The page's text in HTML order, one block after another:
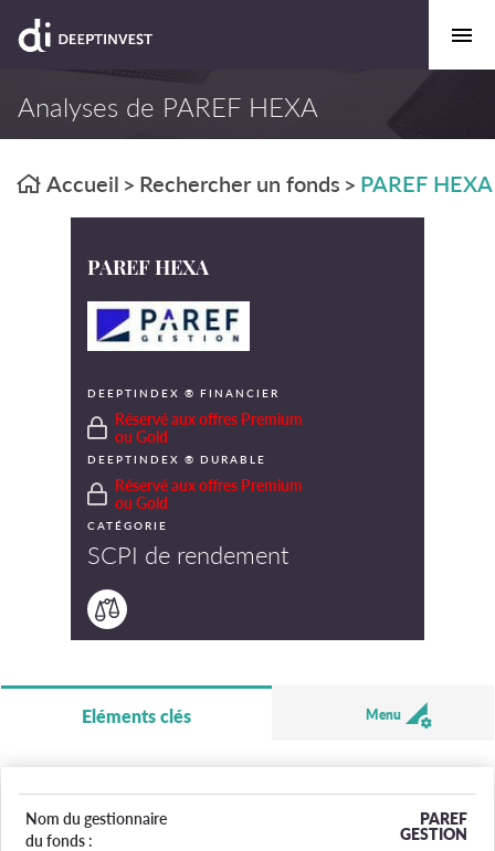
Analyses de PAREF HEXA
Accueil > Rechercher un fonds > PAREF HEXA
PAREF HEXA
DEEPTINDEX ® FINANCIER
Réservé aux offres Premium
ou Gold
DEEPTINDEX ® DURABLE
Réservé aux offres Premium
ou Gold
CATÉGORIE
SCPI de rendement
Eléments clés Menu
Nom du gestionnaire
du fonds :
PAREF
GESTION